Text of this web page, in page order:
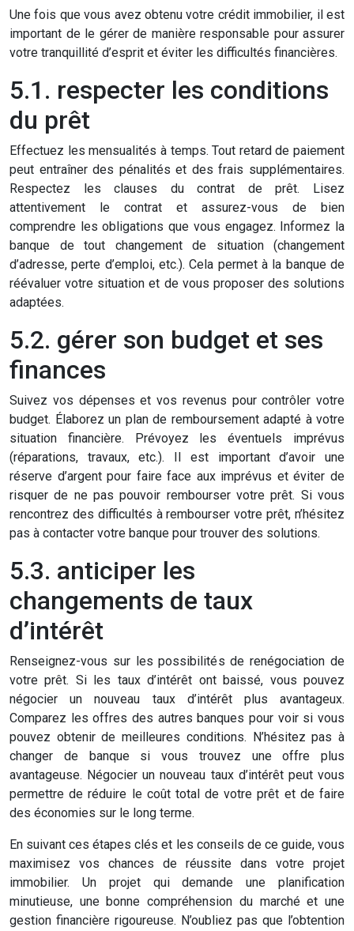
Une fois que vous avez obtenu votre crédit immobilier, il est
important de le gérer de manière responsable pour assurer
votre tranquillité d’esprit et éviter les difficultés financières.
5.1. respecter les conditions
du prêt
Effectuez les mensualités à temps. Tout retard de paiement
peut entraîner des pénalités et des frais supplémentaires.
Respectez les clauses du contrat de prêt. Lisez
attentivement le contrat et assurez-vous de bien
comprendre les obligations que vous engagez. Informez la
banque de tout changement de situation (changement
d’adresse, perte d’emploi, etc.). Cela permet à la banque de
réévaluer votre situation et de vous proposer des solutions
adaptées.
5.2. gérer son budget et ses
finances
Suivez vos dépenses et vos revenus pour contrôler votre
budget. Élaborez un plan de remboursement adapté à votre
situation financière. Prévoyez les éventuels imprévus
(réparations, travaux, etc.). Il est important d’avoir une
réserve d’argent pour faire face aux imprévus et éviter de
risquer de ne pas pouvoir rembourser votre prêt. Si vous
rencontrez des difficultés à rembourser votre prêt, n’hésitez
pas à contacter votre banque pour trouver des solutions.
5.3. anticiper les
changements de taux
d’intérêt
Renseignez-vous sur les possibilités de renégociation de
votre prêt. Si les taux d’intérêt ont baissé, vous pouvez
négocier un nouveau taux d’intérêt plus avantageux.
Comparez les offres des autres banques pour voir si vous
pouvez obtenir de meilleures conditions. N’hésitez pas à
changer de banque si vous trouvez une offre plus
avantageuse. Négocier un nouveau taux d’intérêt peut vous
permettre de réduire le coût total de votre prêt et de faire
des économies sur le long terme.
En suivant ces étapes clés et les conseils de ce guide, vous
maximisez vos chances de réussite dans votre projet
immobilier. Un projet qui demande une planification
minutieuse, une bonne compréhension du marché et une
gestion financière rigoureuse. N’oubliez pas que l’obtention